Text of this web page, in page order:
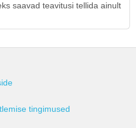
saavad teavitusi tellida ainult
tingimused